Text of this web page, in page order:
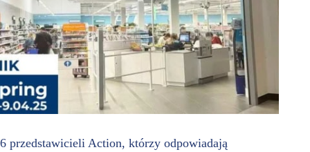
6 przedstawicieli Action, którzy odpowiadają